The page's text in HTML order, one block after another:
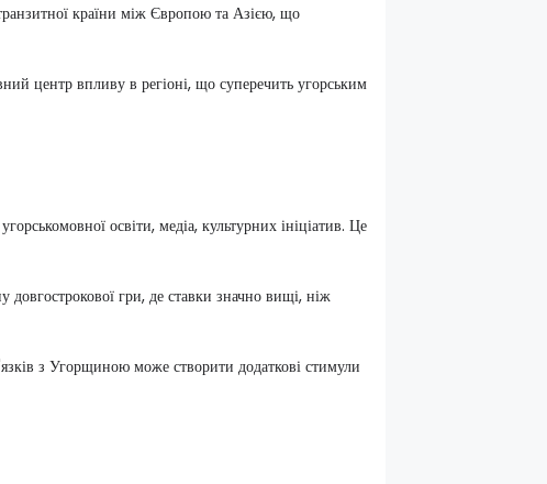
країни між Європою та Азією, що
центр впливу в регіоні, що суперечить угорським
освіти, медіа, культурних ініціатив. Це
гри, де ставки значно вищі, ніж
з Угорщиною може створити додаткові стимули